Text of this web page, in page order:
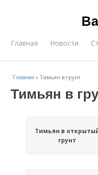
Главная Новости
Главная »Тимьян в грунт
Тимьян в
Тимьян в
грунт